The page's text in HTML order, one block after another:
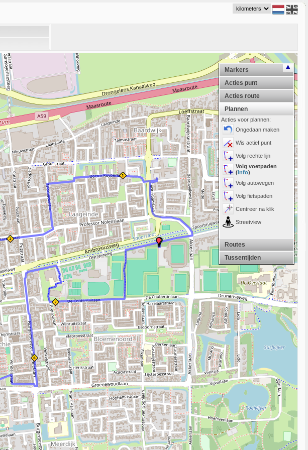
Markers
Acties punt
Acties route
Plannen
Acties voor plannen:
Ongedaan maken
Wis actief punt
Volg rechte lijn
Volg voetpaden
(info)
Volg autowegen
Volg fietspaden
Centreer na klik
Streetview
Routes
Tussentijden